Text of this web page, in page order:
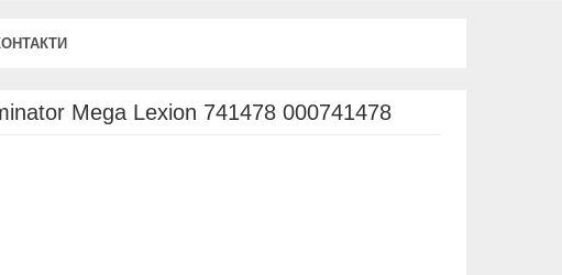
Mega Lexion 741478 000741478